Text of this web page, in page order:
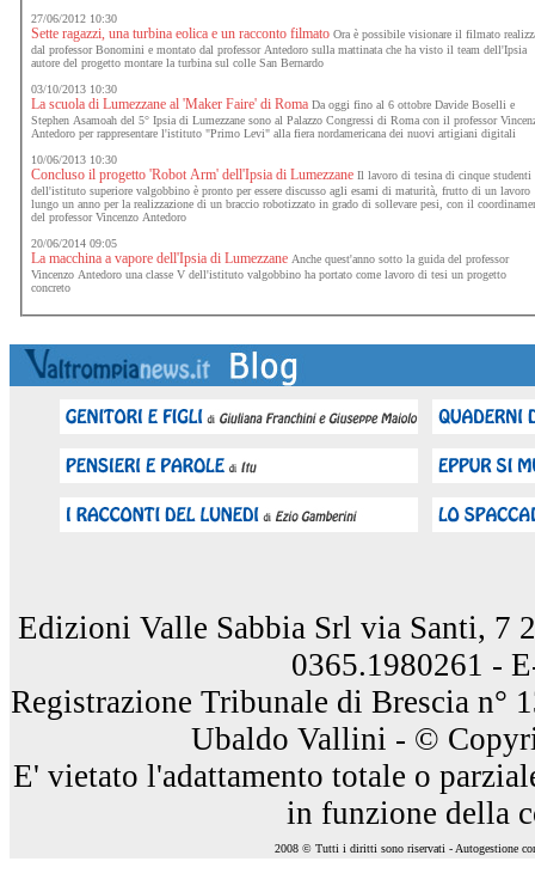
27/06/2012 10:30
Sette ragazzi, una turbina eolica e un racconto filmato Ora è possibile visionare il filmato
dal professor Bonomini e montato dal professor Antedoro sulla mattinata che ha visto il team dell'Ipsia
autore del progetto montare la turbina sul colle San Bernardo
03/10/2013 10:30
La scuola di Lumezzane al 'Maker Faire' di Roma Da oggi fino al 6 ottobre Davide Boselli e
Stephen Asamoah del 5° Ipsia di Lumezzane sono al Palazzo Congressi di Roma con il professor
Antedoro per rappresentare l'istituto "Primo Levi" alla fiera nordamericana dei nuovi artigiani digitali
10/06/2013 10:30
Concluso il progetto 'Robot Arm' dell'Ipsia di Lumezzane Il lavoro di tesina di cinque studenti
dell'istituto superiore valgobbino è pronto per essere discusso agli esami di maturità, frutto di un lavoro
lungo un anno per la realizzazione di un braccio robotizzato in grado di sollevare pesi, con il
del professor Vincenzo Antedoro
20/06/2014 09:05
La macchina a vapore dell'Ipsia di Lumezzane Anche quest'anno sotto la guida del professor
Vincenzo Antedoro una classe V dell'istituto valgobbino ha portato come lavoro di tesi un progetto
concreto
Edizioni Valle Sabbia Srl via Santi, 7
0365.1980261 -
Registrazione Tribunale di Brescia n°
Ubaldo Vallini - ©
E' vietato l'adattamento totale o
in funzione della
2008 © Tutti i diritti sono riservati - Autogestione